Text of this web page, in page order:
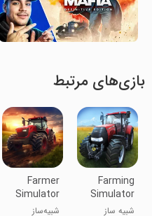
بازی‌های مرتبط
Farming
Simulator
14
شبیه ساز
Farmer
Simulator
Evolution
شبیه‌ساز